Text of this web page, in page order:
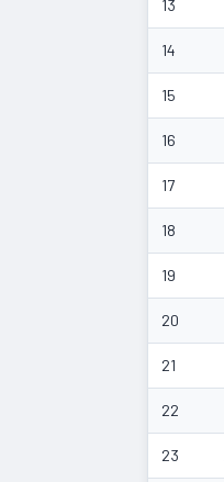
13
14
15
16
17
18
19
20
21
22
23